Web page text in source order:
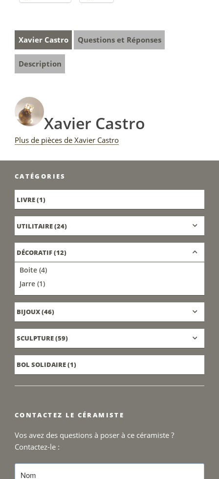
Xavier Castro Questions et Réponses
Description
Xavier Castro
Plus de pièces de Xavier Castro
CATÉGORIES
LIVRE(1)
UTILITAIRE(24)
DÉCORATIF(12)
Boite (4)
Jarre (1)
BIJOUX(46)
SCULPTURE(59)
BOL SOLIDAIRE(1)
CONTACTEZ LE CÉRAMISTE
Vos avez des questions à poser à ce céramiste ?
Contactez-le :